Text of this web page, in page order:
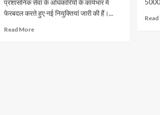
से
ऑनलाइन
प्रशासनिक सेवा के अधिकारियों के कार्यभार में
फेरबदल करते हुए नई नियुक्तियां जारी की हैं।...
Read MoreRead